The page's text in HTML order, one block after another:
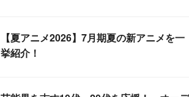
【夏アニメ2026】7月期夏の新アニメを一
挙紹介！